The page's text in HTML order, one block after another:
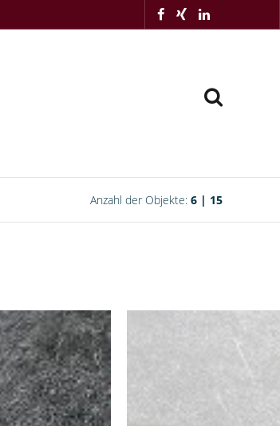
Anzahl der Objekte: 6 | 15